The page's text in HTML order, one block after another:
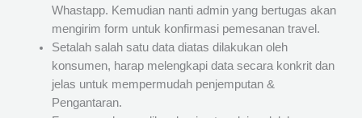
Whastapp. Kemudian nanti admin yang bertugas akan
mengirim form untuk konfirmasi pemesanan travel.
Setalah salah satu data diatas dilakukan oleh
konsumen, harap melengkapi data secara konkrit dan
jelas untuk mempermudah penjemputan &
Pengantaran.